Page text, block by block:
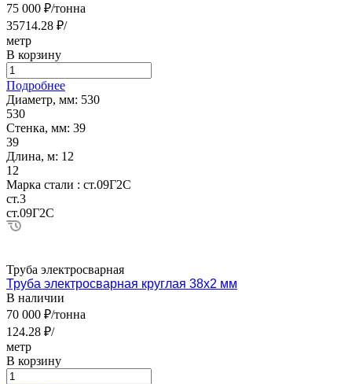
75 000 ₽/тонна
35714.28 ₽/
метр
В корзину
Подробнее
Диаметр, мм: 530
530
Стенка, мм: 39
39
Длина, м: 12
12
Марка стали : ст.09Г2С
ст.3
ст.09Г2С
Труба электросварная
Труба электросварная круглая 38х2 мм
В наличии
70 000 ₽/тонна
124.28 ₽/
метр
В корзину